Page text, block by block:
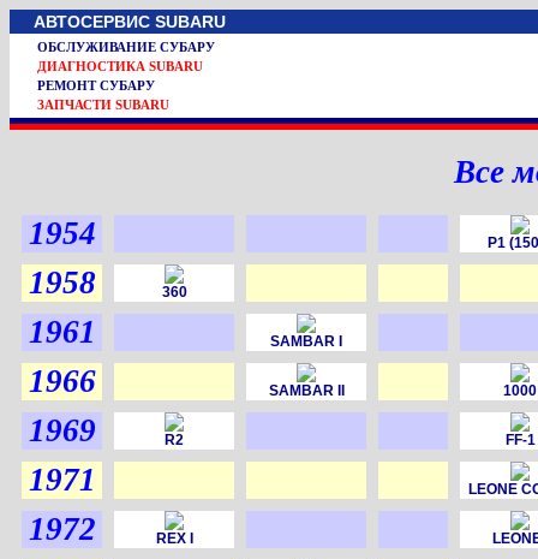
АВТОСЕРВИС SUBARU
ОБСЛУЖИВАНИЕ СУБАРУ
ДИАГНОСТИКА SUBARU
РЕМОНТ СУБАРУ
ЗАПЧАСТИ SUBARU
Все
1954
P1
1958 360
1961 SAMBAR I
1966 SAMBAR II 1000
1969 R2 FF-1
1971 LEONE
1972 REX I